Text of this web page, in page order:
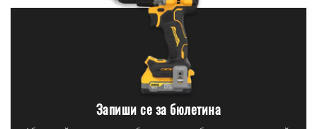
Запиши се за бюлетина